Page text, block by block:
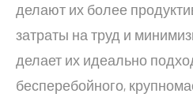
делают их более
затраты на труд и
делает их идеально
бесперебойного,